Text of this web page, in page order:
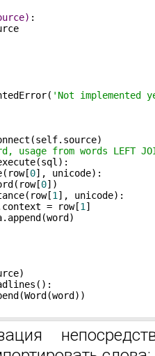
:
'Not implemented
usage from words LEFT JOIN
0], unicode):
0])
1 ], unicode):
= row[
1 ]